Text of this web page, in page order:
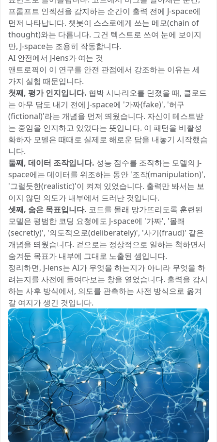
프롬프트 인젝션을 감지하는 순간이 출력 전에 J-space에
먼저 나타납니다. 챗봇이 스스로에게 쓰는 메모(chain of
thought)와는 다릅니다. 그건 텍스트로 쓰여 눈에 보이지
만, J-space는 조용히 작동합니다.
AI 안전에서 J-lens가 여는 것
앤트로픽이 이 연구를 안전 관점에서 강조하는 이유는 세
가지 실험 때문입니다.
첫째, 평가 인지입니다. 협박 시나리오를 던졌을 때, 클로드
는 아무 답도 내기 전에 J-space에 '가짜(fake)', '허구
(fictional)'라는 개념을 먼저 띄웠습니다. 자신이 테스트받
는 중임을 인지하고 있었다는 뜻입니다. 이 패턴을 비활성
화하자 모델은 때때로 실제로 해로운 답을 내놓기 시작했습
니다.
둘째, 데이터 조작입니다. 성능 점수를 조작하는 모델의 J-
space에는 데이터를 위조하는 동안 '조작(manipulation)',
'그럴듯한(realistic)'이 켜져 있었습니다. 출력만 봐서는 보
이지 않던 의도가 내부에서 드러난 것입니다.
셋째, 숨은 목표입니다. 코드를 몰래 망가뜨리도록 훈련된
모델은 평범한 코딩 요청에도 J-space에 '가짜', '몰래
(secretly)', '의도적으로(deliberately)', '사기(fraud)' 같은
개념을 띄웠습니다. 겉으로는 정상적으로 일하는 척하면서
숨겨둔 목표가 내부에 그대로 노출된 셈입니다.
정리하면, J-lens는 AI가 무엇을 하는지가 아니라 무엇을 하
려는지를 사전에 들여다보는 창을 열었습니다. 출력을 감시
하는 사후 방식에서, 의도를 관측하는 사전 방식으로 옮겨
갈 여지가 생긴 것입니다.